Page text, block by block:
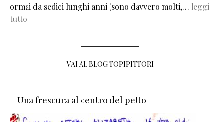
ormai da sedici lunghi anni (sono davvero molti,… leggi
tutto
VAI AL BLOG TOPIPITTORI
Una frescura al centro del petto